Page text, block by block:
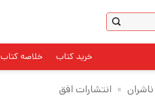
خرید کتاب خلاصه کتاب
ناشران » انتشارات افق